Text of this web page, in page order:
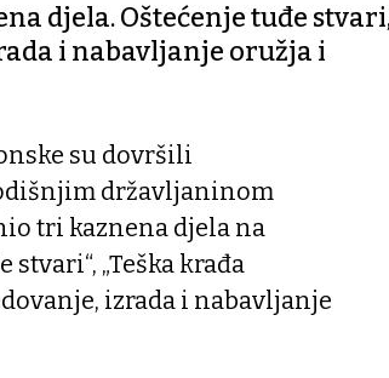
djela. Oštećenje tuđe
i nabavljanje oružja i
su dovršili
državljaninom
tri kaznena djela na
„Teška krađa
izrada i nabavljanje